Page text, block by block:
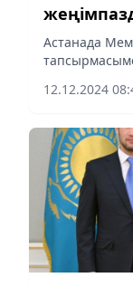
Астанада
өтті, деп...
12.12.2024